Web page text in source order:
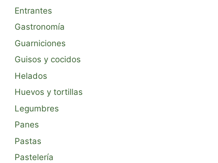
Entrantes
Gastronomía
Guarniciones
Guisos y cocidos
Helados
Huevos y tortillas
Legumbres
Panes
Pastas
Pastelería